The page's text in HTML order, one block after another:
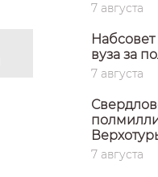
7 августа
вуза за
7 августа
7 августа